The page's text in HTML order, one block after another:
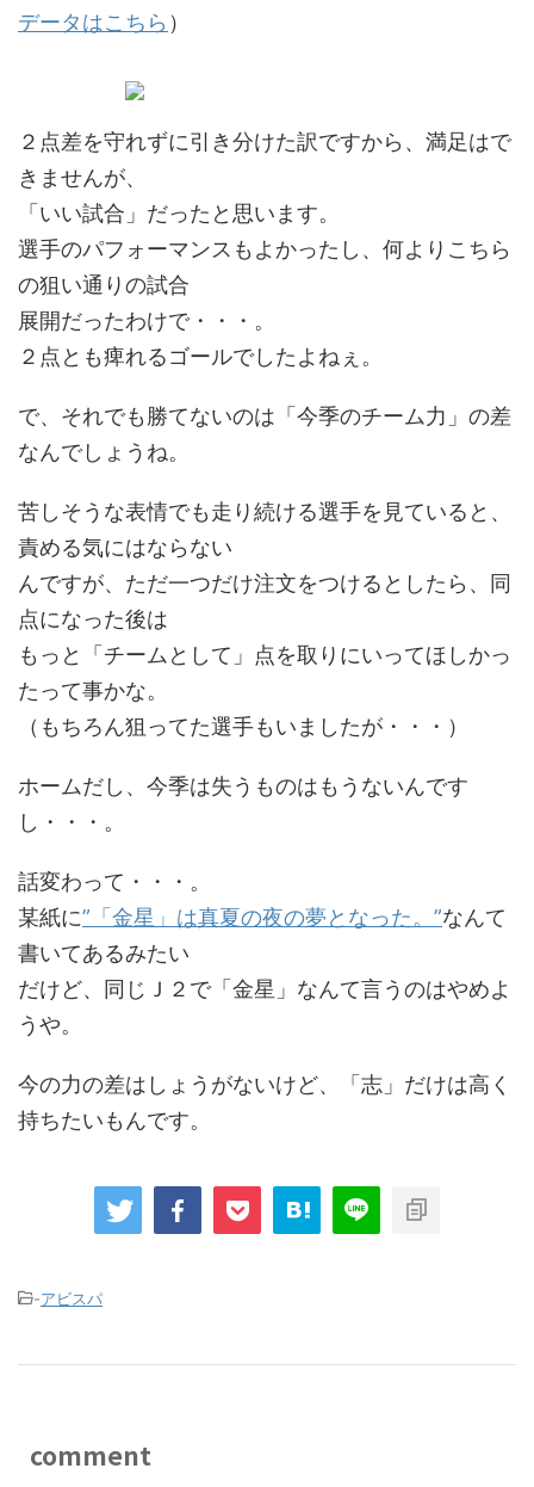
データはこちら ）
２点差を守れずに引き分けた訳ですから、満足はで
きませんが、
「いい試合」だったと思います。
選手のパフォーマンスもよかったし、何よりこちら
の狙い通りの試合
展開だったわけで・・・。
２点とも痺れるゴールでしたよねぇ。
で、それでも勝てないのは「今季のチーム力」の差
なんでしょうね。
苦しそうな表情でも走り続ける選手を見ていると、
責める気にはならない
んですが、ただ一つだけ注文をつけるとしたら、同
点になった後は
もっと「チームとして」点を取りにいってほしかっ
たって事かな。
（もちろん狙ってた選手もいましたが・・・）
ホームだし、今季は失うものはもうないんです
し・・・。
話変わって・・・。
某紙に”「金星」は真夏の夜の夢となった。”なんて
書いてあるみたい
だけど、同じＪ２で「金星」なんて言うのはやめよ
うや。
今の力の差はしょうがないけど、「志」だけは高く
持ちたいもんです。
-アビスパ
comment